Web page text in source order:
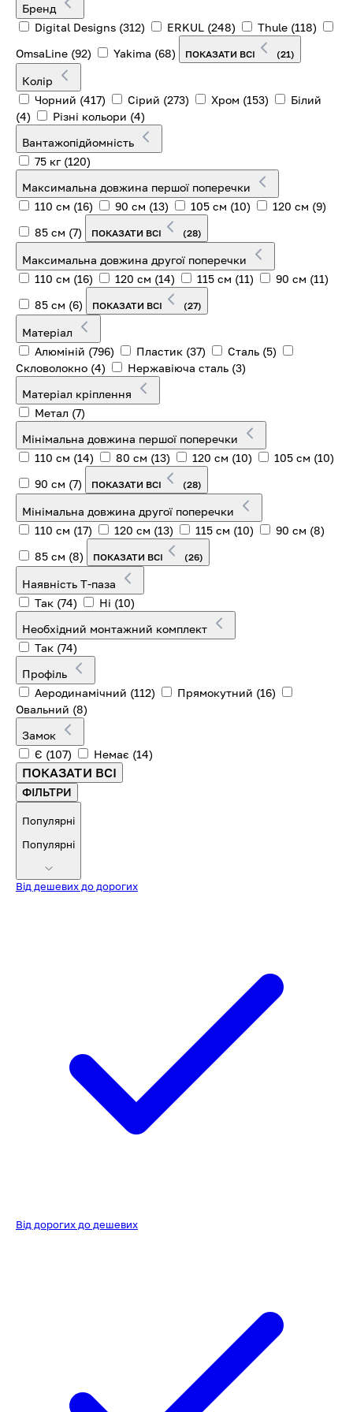
Бренд
Digital Designs (312) ERKUL (248) Thule (118)
OmsaLine (92) Yakima (68) ПОКАЗАТИ ВСІ (21)
Колір
Чорний (417) Сірий (273) Хром (153)
Білий
(4)
Різні кольори (4)
Вантажопідйомність
75 кг (120)
Максимальна довжина першої поперечки
110 см (16) 90 см (13) 105 см (10) 120 см (9)
85 см (7) ПОКАЗАТИ ВСІ (28)
Максимальна довжина другої поперечки
110 см (16) 120 см (14) 115 см (11) 90 см (11)
85 см (6) ПОКАЗАТИ ВСІ (27)
Матеріал
Алюміній (796) Пластик (37) Сталь (5)
Скловолокно (4) Нержавіюча сталь (3)
Матеріал кріплення
Метал (7)
Мінімальна довжина першої поперечки
110 см (14) 80 см (13) 120 см (10) 105 см (10)
90 см (7) ПОКАЗАТИ ВСІ (28)
Мінімальна довжина другої поперечки
110 см (17) 120 см (13) 115 см (10) 90 см (8)
85 см (8) ПОКАЗАТИ ВСІ (26)
Наявність T-паза
Так (74) Ні (10)
Необхідний монтажний комплект
Так (74)
Профіль
Аеродинамічний (112) Прямокутний (16)
Овальний (8)
Замок
Є (107) Немає (14)
ПОКАЗАТИ ВСІ
ФІЛЬТРИ
Популярні
Популярні
Від дешевих до дорогих
Від дорогих до дешевих